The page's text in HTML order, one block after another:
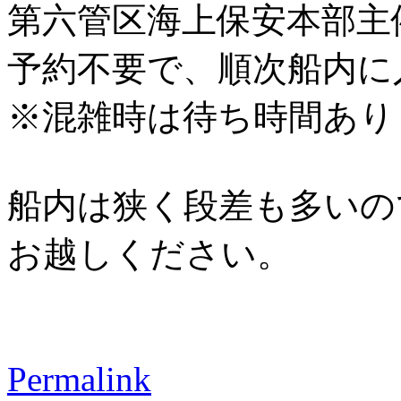
第六管区海上保安本部
予約不要で、順次船内
※混雑時は待ち時間あり
船内は狭く段差も多い
お越しください。
Permalink